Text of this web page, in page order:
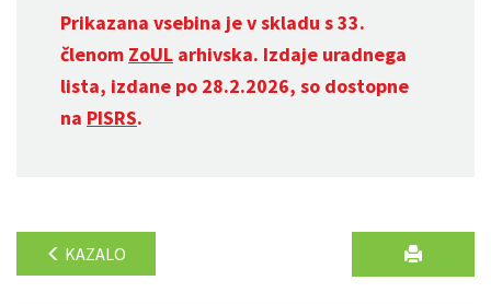
Prikazana vsebina je v skladu s 33.
členom ZoUL arhivska. Izdaje uradnega
lista, izdane po 28.2.2026, so dostopne
na PISRS.
KAZALO